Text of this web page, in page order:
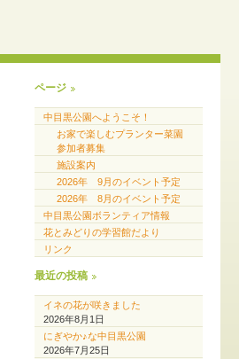
ページ
中目黒公園へようこそ！
お家で楽しむプランター菜園
参加者募集
施設案内
2026年 9月のイベント予定
2026年 8月のイベント予定
中目黒公園ボランティア情報
花とみどりの学習館だより
リンク
最近の投稿
イネの花が咲きました
2026年8月1日
にぎやか♪な中目黒公園
2026年7月25日